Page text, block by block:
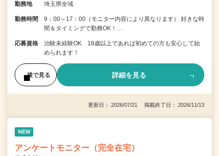
勤務地 埼玉県全域
勤務時間
9：00～17：00（モニター内容により異なります） 好きな時
間＆タイミングで勤務OK！…
応募資格
治験未経験OK 18歳以上であれば初めての方も安心して始
められます！
後で見る 詳細を見る
更新日： 2026/07/21 掲載終了日： 2026/11/13
NEW
アンケートモニター（完全在宅）